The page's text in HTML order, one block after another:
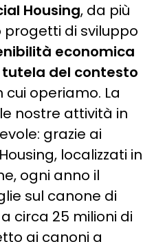
Housing, da più
progetti di sviluppo
economica
tutela del contesto
cui operiamo. La
nostre attività in
grazie ai
localizzati in
ogni anno il
sul canone di
circa 25 milioni di
ai canoni a